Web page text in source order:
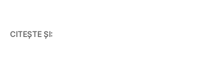
CITEȘTE ȘI: